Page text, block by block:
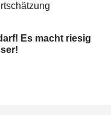
Es macht riesig